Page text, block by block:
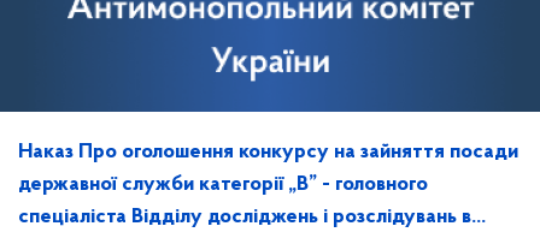
Наказ Про оголошення конкурсу на зайняття посади
державної служби категорії „В” - головного
спеціаліста Відділу досліджень і розслідувань в